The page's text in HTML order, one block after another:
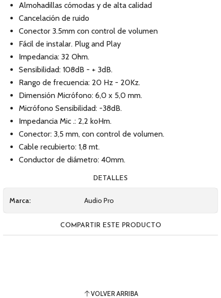
Almohadillas cómodas y de alta calidad
Cancelación de ruido
Conector 3.5mm con control de volumen
Fácil de instalar. Plug and Play
Impedancia: 32 Ohm.
Sensibilidad: 108dB - + 3dB.
Rango de frecuencia: 20 Hz - 20Kz.
Dimensión Micrófono: 6,0 x 5,0 mm.
Micrófono Sensibilidad: -38dB.
Impedancia Mic .: 2,2 koHm.
Conector: 3,5 mm, con control de volumen.
Cable recubierto: 1,8 mt.
Conductor de diámetro: 40mm.
DETALLES
Marca: Audio Pro
COMPARTIR ESTE PRODUCTO
VOLVER ARRIBA